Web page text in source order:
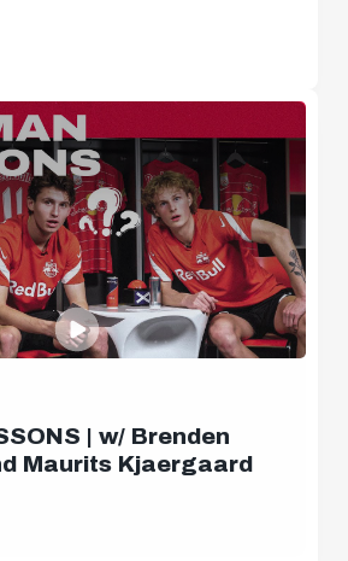
| w/ Brenden
Maurits Kjaergaard